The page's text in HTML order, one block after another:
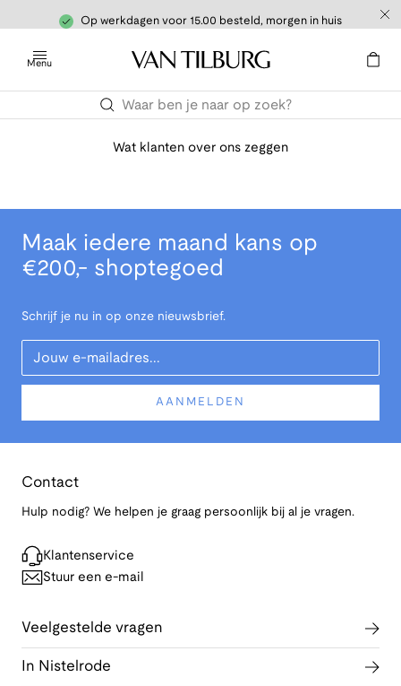
Op werkdagen voor 15.00 besteld, morgen in huis
Menu
Wat klanten over ons zeggen
Maak iedere maand kans op
€200,- shoptegoed
Schrijf je nu in op onze nieuwsbrief.
Your Email
AANMELDEN
Contact
Hulp nodig? We helpen je graag persoonlijk bij al je vragen.
Klantenservice
Stuur een e-mail
Veelgestelde vragen
In Nistelrode